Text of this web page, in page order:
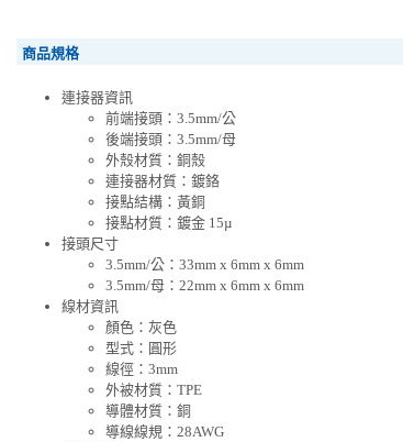
商品規格
連接器資訊
前端接頭：3.5mm/公
後端接頭：3.5mm/母
外殼材質：銅殼
連接器材質：鍍鉻
接點結構：黃銅
接點材質：鍍金 15µ
接頭尺寸
3.5mm/公：33mm x 6mm x 6mm
3.5mm/母：22mm x 6mm x 6mm
線材資訊
顏色：灰色
型式：圓形
線徑：3mm
外被材質：TPE
導體材質：銅
導線線規：28AWG